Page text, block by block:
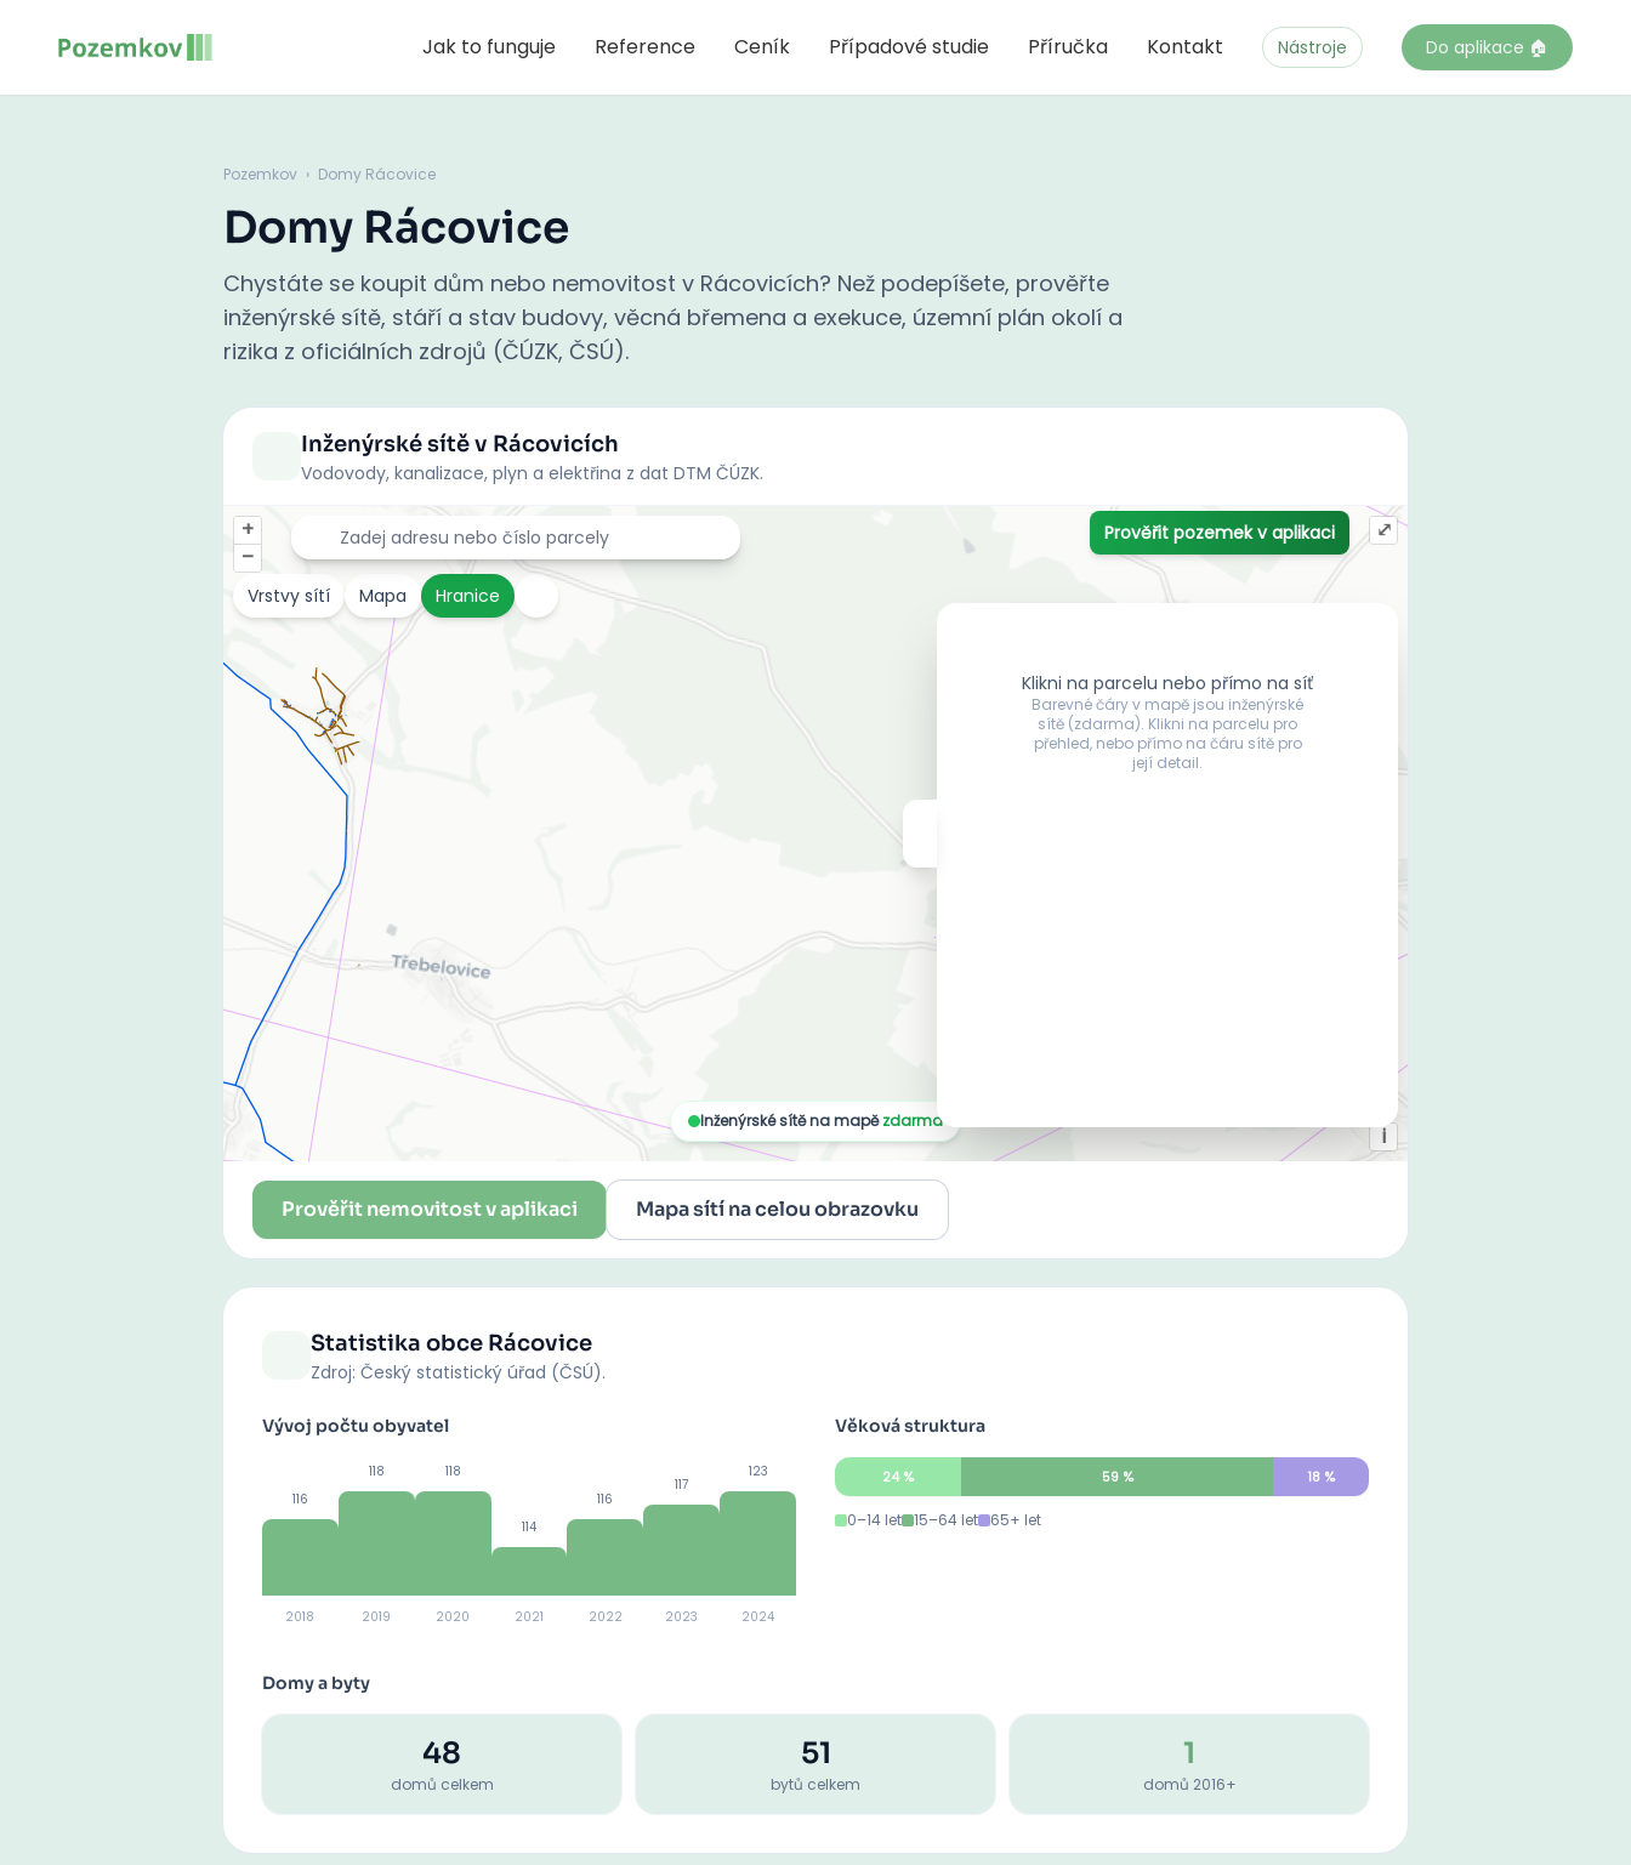
Jak to funguje Reference Ceník Případové studie Příručka Kontakt Nástroje Do aplikace 🏠
Pozemkov › Domy Rácovice
Domy Rácovice
Chystáte se koupit dům nebo nemovitost v Rácovicích? Než podepíšete, prověřte
inženýrské sítě, stáří a stav budovy, věcná břemena a exekuce, územní plán okolí a
rizika z oficiálních zdrojů (ČÚZK, ČSÚ).
Inženýrské sítěv Rácovicích
Vodovody, kanalizace, plyn a elektřina z dat DTM ČÚZK.
Prověřit nemovitost v aplikaci Mapa sítí na celou obrazovku
Statistika obce Rácovice
Zdroj: Český statistický úřad (ČSÚ).
Vývoj počtu obyvatel
116
2018
118
2019
118
2020
114
2021
116
2022
117
2023
123
2024
Věková struktura
24% 59% 18 %
0–14 let 15–64 let 65+ let
Domy a byty
48
domů celkem
51
bytů celkem
1
domů 2016+